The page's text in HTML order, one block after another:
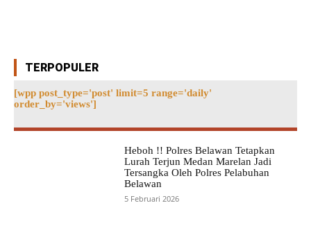
TERPOPULER
[wpp post_type='post' limit=5 range='daily'
order_by='views']
Heboh !! Polres Belawan Tetapkan
Lurah Terjun Medan Marelan Jadi
Tersangka Oleh Polres Pelabuhan
Belawan
5 Februari 2026